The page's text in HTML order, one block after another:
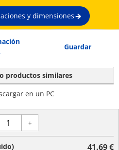
y dimensiones
Guardar
productos similares
en un PC
+
41.69 €